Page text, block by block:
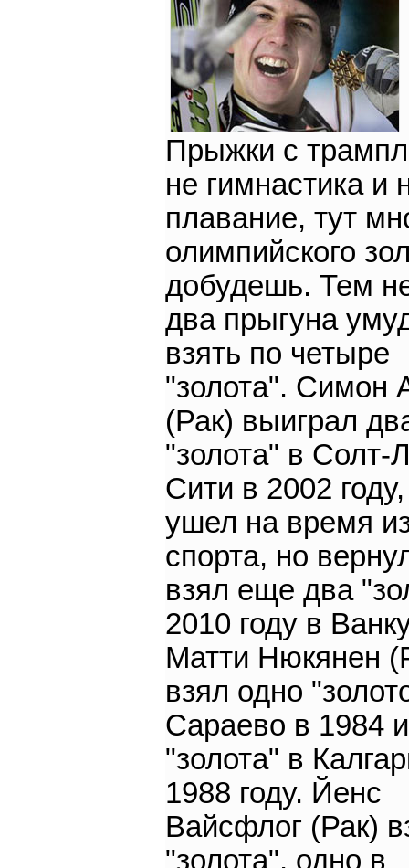
Прыжки с
не гимнастика и
плавание, тут
олимпийского
добудешь. Тем
два прыгуна
взять по четыре
"золота". Симон
(Рак) выиграл
"золота" в Солт-
Сити в 2002
ушел на время
спорта, но
взял еще два
2010 году в
Матти Нюкянен
взял одно
Сараево в 1984
"золота" в
1988 году. Йенс
Вайсфлог (Рак)
"золота", одно в